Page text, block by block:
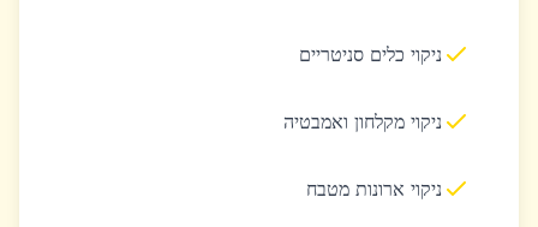
ניקוי כלים סניטריים
ניקוי מקלחון ואמבטיה
ניקוי ארונות מטבח